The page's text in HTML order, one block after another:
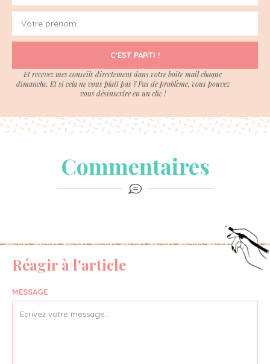
C'EST PARTI !
Et recevez mes conseils directement dans votre boite mail chaque
dimanche. Et si cela ne vous plait pas ? Pas de problème, vous pouvez
vous désinscrire en un clic !
Commentaires
Réagir à l'article
MESSAGE